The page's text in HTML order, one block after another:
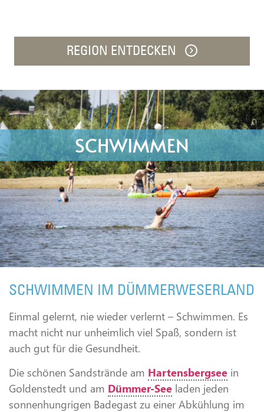
REGION ENTDECKEN
SCHWIMMEN IM DÜMMERWESERLAND
Einmal gelernt, nie wieder verlernt – Schwimmen. Es
macht nicht nur unheimlich viel Spaß, sondern ist
auch gut für die Gesundheit.
Die schönen Sandstrände am Hartensbergsee in
Goldenstedt und am Dümmer-See laden jeden
sonnenhungrigen Badegast zu einer Abkühlung im
SCHWIMMEN